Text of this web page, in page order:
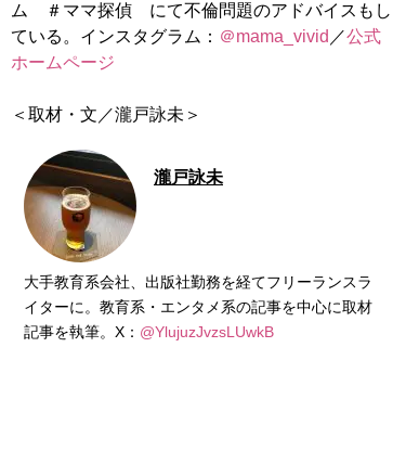
ム ＃ママ探偵 にて不倫問題のアドバイスもし
ている。インスタグラム： ＠mama_vivid ／公式
ホームページ
＜取材・文／瀧戸詠未＞
瀧戸詠未
大手教育系会社、出版社勤務を経てフリーランスラ
イターに。教育系・エンタメ系の記事を中心に取材
記事を執筆。X： @YlujuzJvzsLUwkB